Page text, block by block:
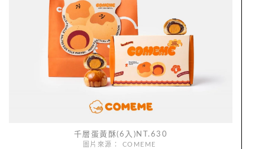
千層蛋黃酥(6入)NT.630
圖片來源： COMEME